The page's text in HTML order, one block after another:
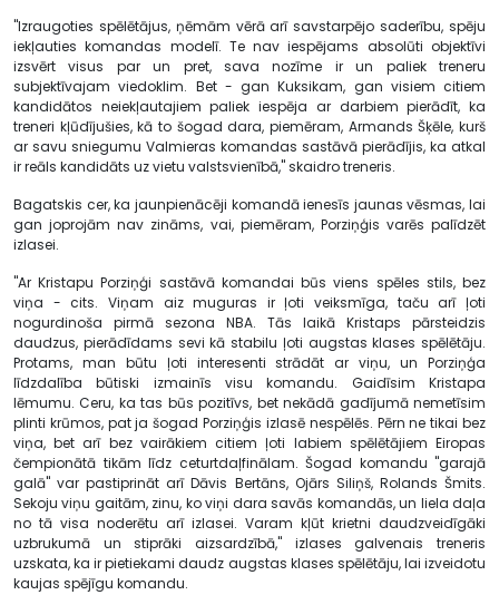
"Izraugoties spēlētājus, ņēmām vērā arī savstarpējo saderību, spēju
iekļauties komandas modelī. Te nav iespējams absolūti objektīvi
izsvērt visus par un pret, sava nozīme ir un paliek treneru
subjektīvajam viedoklim. Bet - gan Kuksikam, gan visiem citiem
kandidātos neiekļautajiem paliek iespēja ar darbiem pierādīt, ka
treneri kļūdījušies, kā to šogad dara, piemēram, Armands Šķēle, kurš
ar savu sniegumu Valmieras komandas sastāvā pierādījis, ka atkal
ir reāls kandidāts uz vietu valstsvienībā," skaidro treneris.
Bagatskis cer, ka jaunpienācēji komandā ienesīs jaunas vēsmas, lai
gan joprojām nav zināms, vai, piemēram, Porziņģis varēs palīdzēt
izlasei.
"Ar Kristapu Porziņģi sastāvā komandai būs viens spēles stils, bez
viņa - cits. Viņam aiz muguras ir ļoti veiksmīga, taču arī ļoti
nogurdinoša pirmā sezona NBA. Tās laikā Kristaps pārsteidzis
daudzus, pierādīdams sevi kā stabilu ļoti augstas klases spēlētāju.
Protams, man būtu ļoti interesenti strādāt ar viņu, un Porziņģa
līdzdalība būtiski izmainīs visu komandu. Gaidīsim Kristapa
lēmumu. Ceru, ka tas būs pozitīvs, bet nekādā gadījumā nemetīsim
plinti krūmos, pat ja šogad Porziņģis izlasē nespēlēs. Pērn ne tikai bez
viņa, bet arī bez vairākiem citiem ļoti labiem spēlētājiem Eiropas
čempionātā tikām līdz ceturtdaļfinālam. Šogad komandu "garajā
galā" var pastiprināt arī Dāvis Bertāns, Ojārs Siliņš, Rolands Šmits.
Sekoju viņu gaitām, zinu, ko viņi dara savās komandās, un liela daļa
no tā visa noderētu arī izlasei. Varam kļūt krietni daudzveidīgāki
uzbrukumā un stiprāki aizsardzībā," izlases galvenais treneris
uzskata, ka ir pietiekami daudz augstas klases spēlētāju, lai izveidotu
kaujas spējīgu komandu.